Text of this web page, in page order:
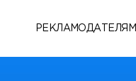
РЕКЛАМОДАТЕЛЯМ